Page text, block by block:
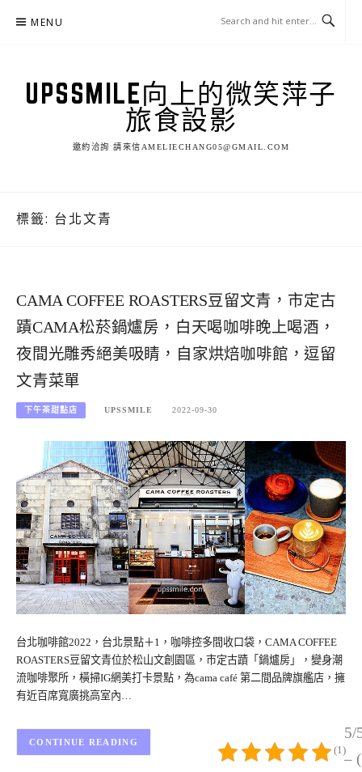
MENU
UPSSMILE向上的微笑萍子
旅食設影
邀約洽詢 請來信AMELIECHANG05@GMAIL.COM
標籤: 台北文青
CAMA COFFEE ROASTERS豆留文青，市定古
蹟CAMA松菸鍋爐房，白天喝咖啡晚上喝酒，
夜間光雕秀絕美吸睛，自家烘焙咖啡館，逗留
文青菜單
下午茶甜點店 UPSSMILE 2022-09-30
台北咖啡館2022，台北景點＋1，咖啡控多間收口袋，CAMA COFFEE
ROASTERS豆留文青位於松山文創園區，市定古蹟「鍋爐房」，變身潮
流咖啡聚所，橫掃IG網美打卡景點，為cama café 第二間品牌旗艦店，擁
有近百席寬廣挑高室內…
5/
–
(1)
CONTINUE READING